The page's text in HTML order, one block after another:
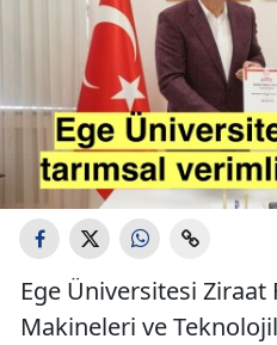
Ege Üniversitesi Ziraat
Makineleri ve